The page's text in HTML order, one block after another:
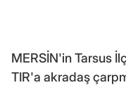
MERSİN'in Tarsus
TIR'a akradaş